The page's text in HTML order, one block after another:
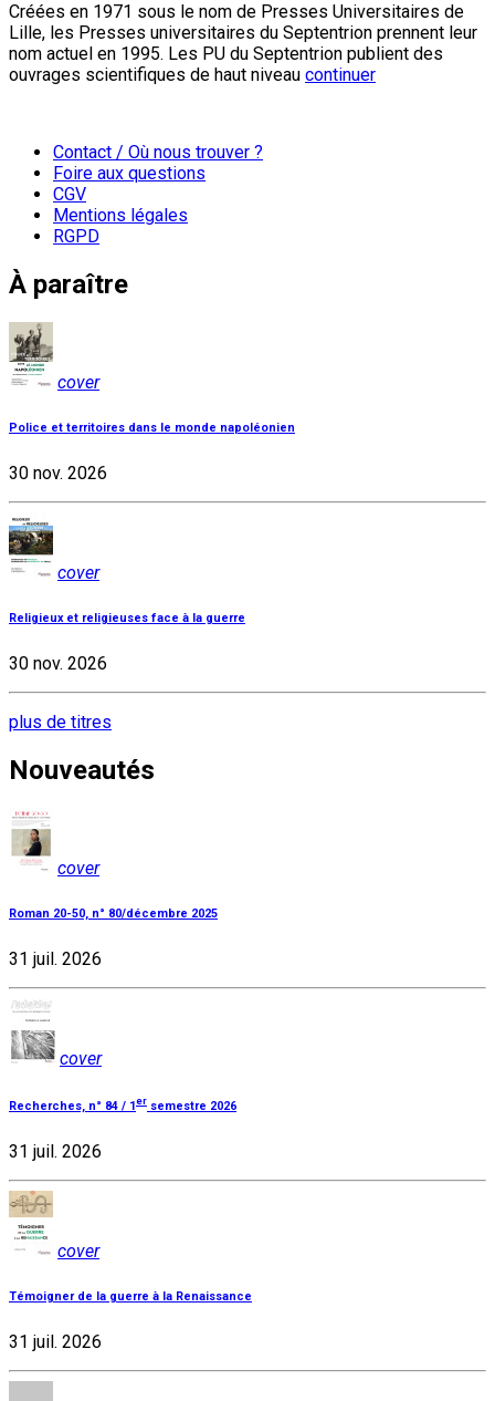
Créées en 1971 sous le nom de Presses Universitaires de
Lille, les Presses universitaires du Septentrion prennent leur
nom actuel en 1995. Les PU du Septentrion publient des
ouvrages scientifiques de haut niveau continuer
Contact / Où nous trouver ?
Foire aux questions
CGV
Mentions légales
RGPD
À paraître
cover
Police et territoires dans le monde napoléonien
30 nov. 2026
cover
Religieux et religieuses face à la guerre
30 nov. 2026
plus de titres
Nouveautés
cover
Roman 20-50, n° 80/décembre 2025
31 juil. 2026
cover
Recherches, n° 84 / 1 er semestre 2026
31 juil. 2026
cover
Témoigner de la guerre à la Renaissance
31 juil. 2026